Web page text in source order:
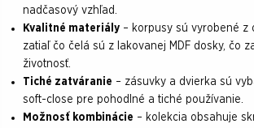
nadčasový vzhľad.
Kvalitné materiály– korpusy sú vyrobené z
zatiaľ čo čelá sú z lakovanej MDF dosky, čo
životnosť.
Tiché zatváranie – zásuvky a dvierka sú
soft-close pre pohodlné a tiché používanie.
Možnosť kombinácie – kolekcia obsahuje